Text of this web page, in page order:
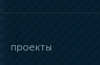
проекты